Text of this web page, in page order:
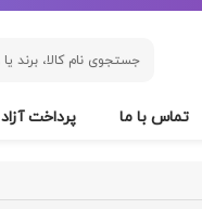
تماس با ما پرداخت آزاد